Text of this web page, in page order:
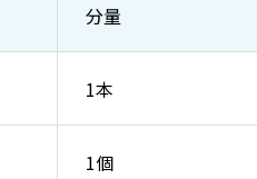
分量
1本
1個